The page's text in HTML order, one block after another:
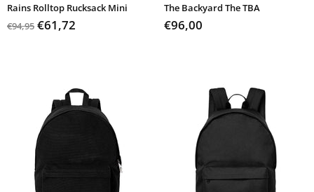
Rains Rolltop Rucksack Mini
€94,95 €61,72
The Backyard The TBA
€96,00